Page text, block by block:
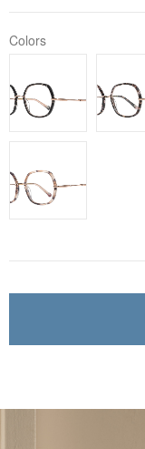
Colors